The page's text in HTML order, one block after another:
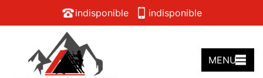
indisponible indisponible
MENU